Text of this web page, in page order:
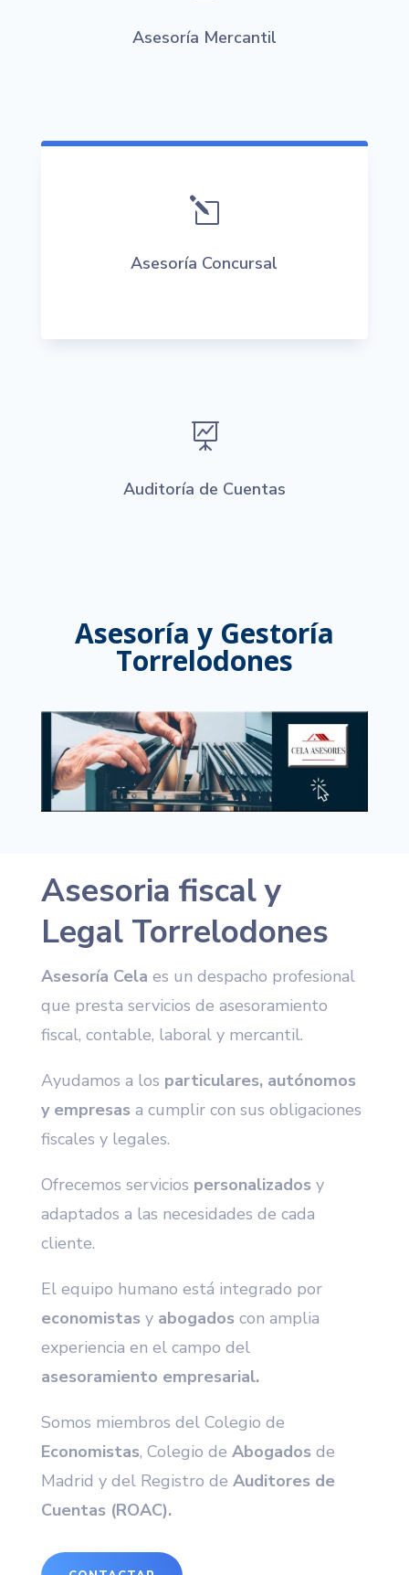
Asesoría Mercantil
l
Asesoría Concursal

Auditoría de Cuentas
Asesoría y Gestoría
Torrelodones
Asesoria fiscal y
Legal Torrelodones
Asesoría Cela es un despacho profesional
que presta servicios de asesoramiento
fiscal, contable, laboral y mercantil.
Ayudamos a los particulares, autónomos
y empresas a cumplir con sus obligaciones
fiscales y legales.
Ofrecemos servicios personalizados y
adaptados a las necesidades de cada
cliente.
El equipo humano está integrado por
economistas y abogados con amplia
experiencia en el campo del
asesoramiento empresarial.
Somos miembros del Colegio de
Economistas, Colegio de Abogados de
Madrid y del Registro de Auditores de
Cuentas (ROAC).